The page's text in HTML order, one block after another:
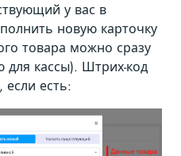
у вас в
новую карточку
товара можно сразу
для кассы). Штрих-код
есть: